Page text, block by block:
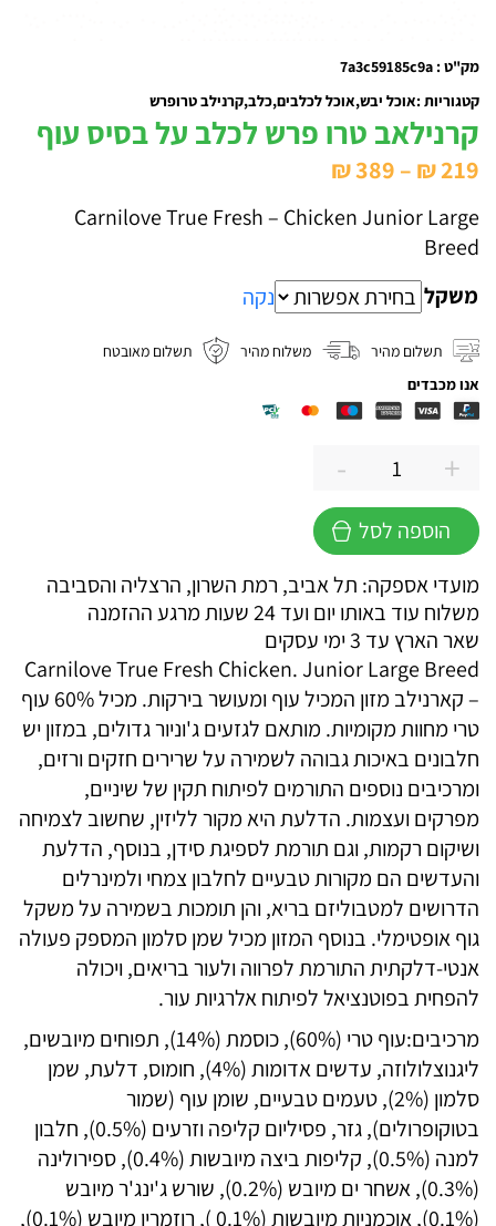
מק"ט : 7a3c59185c9a
קטגוריות :אוכל יבש אוכל לכלבים כלב קרנילב טרופרש
קרנילאב טרו פרש לכלב על בסיס עוף
₪219
–
₪389
מחירים:
Carnilove True Fresh – Chicken Junior Large
Breed
משקל
נקה
תשלום מהיר משלוח מהיר
תשלום מאובטח
אנו מכבדים
+כמות
של
קרנילאב
פרש
לכלב
על
בסיס
עוף
-
הוספה לסל
מועדי אספקה: תל אביב, רמת השרון, הרצליה והסביבה
משלוח עוד באותו יום ועד 24 שעות מרגע ההזמנה
שאר הארץ עד 3 ימי עסקים
Carnilove True Fresh Chicken. Junior Large Breed
– קארנילב מזון המכיל עוף ומעושר בירקות. מכיל 60% עוף
טרי מחוות מקומיות. מותאם לגזעים ג'וניור גדולים, במזון יש
חלבונים באיכות גבוהה לשמירה על שרירים חזקים ורזים,
ומרכיבים נוספים התורמים לפיתוח תקין של שיניים,
מפרקים ועצמות. הדלעת היא מקור לליזין, שחשוב לצמיחה
ושיקום רקמות, וגם תורמת לספיגת סידן, בנוסף, הדלעת
והעדשים הם מקורות טבעיים לחלבון צמחי ולמינרלים
הדרושים למטבוליזם בריא, והן תומכות בשמירה על משקל
גוף אופטימלי. בנוסף המזון מכיל שמן סלמון המספק פעולה
אנטי-דלקתית התורמת לפרווה ולעור בריאים, ויכולה
להפחית בפוטנציאל לפיתוח אלרגיות עור.
מרכיבים:עוף טרי (60%), כוסמת (14%), תפוחים מיובשים,
ליגנוצלולוזה, עדשים אדומות (4%), חומוס, דלעת, שמן
סלמון (2%), טעמים טבעיים, שומן עוף (שמור
בטוקופרולים), גזר, פסיליום קליפה וזרעים (0.5%), חלבון
למנה (0.5%), קליפות ביצה מיובשות (0.4%), ספירולינה
(0.3%), אשחר ים מיובש (0.2%), שורש ג'ינג'ר מיובש
(0.1%), אוכמניות מיובשות (0.1% ), רוזמרין מיובש (0.1%),